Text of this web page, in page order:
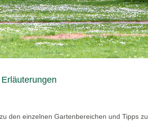
den einzelnen Gartenbereichen und Tipps zu